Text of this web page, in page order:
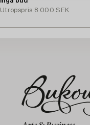
Utropspris 8 000 SEK